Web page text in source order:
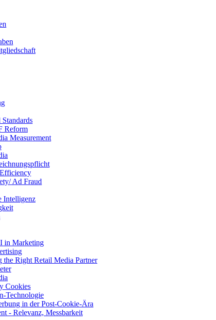
Reform
Measurement
Ad Fraud
Intelligenz
in Marketing
the Right Retail Media Partner
Cookies
Technologie
in der Post-Cookie-Ära
- Relevanz, Messbarkeit